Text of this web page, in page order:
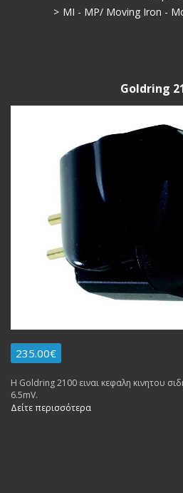
MI - MP/ Moving Iron -
Goldring
235.00€
Η Goldring 2100 ειναι κεφαλη κινητου
6.5mV.
Δείτε περισσότερα